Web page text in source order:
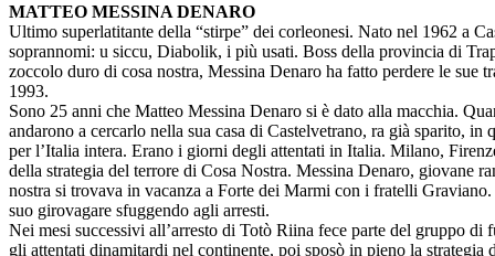
MATTEO MESSINA DENARO
Ultimo superlatitante della “stirpe” dei corleonesi. Nato nel 1962 a
soprannomi: u siccu, Diabolik, i più usati. Boss della provincia di
zoccolo duro di cosa nostra, Messina Denaro ha fatto perdere le sue
1993.
Sono 25 anni che Matteo Messina Denaro si è dato alla macchia.
andarono a cercarlo nella sua casa di Castelvetrano, ra già sparito, in
per l’Italia intera. Erano i giorni degli attentati in Italia. Milano,
della strategia del terrore di Cosa Nostra. Messina Denaro, giovane
nostra si trovava in vacanza a Forte dei Marmi con i fratelli
suo girovagare sfuggendo agli arresti.
Nei mesi successivi all’arresto di Totò Riina fece parte del gruppo di
gli attentati dinamitardi nel continente, poi sposò in pieno la strategia